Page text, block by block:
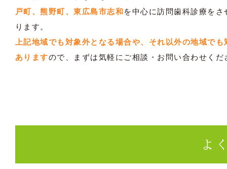
戸町、熊野町、東広島市志和を中心に訪問歯科診療を
ります。
上記地域でも対象外となる場合や、それ以外の地域で
ありますので、まずは気軽にご相談・お問い合わせくだ
よ